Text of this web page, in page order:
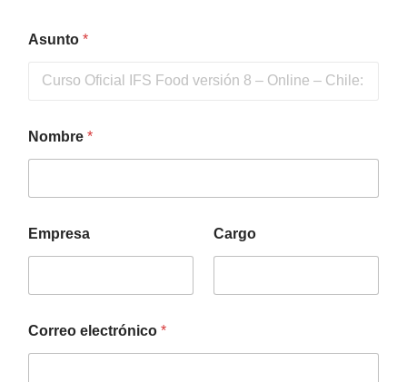
Asunto *
Nombre *
Empresa Cargo
Correo electrónico *